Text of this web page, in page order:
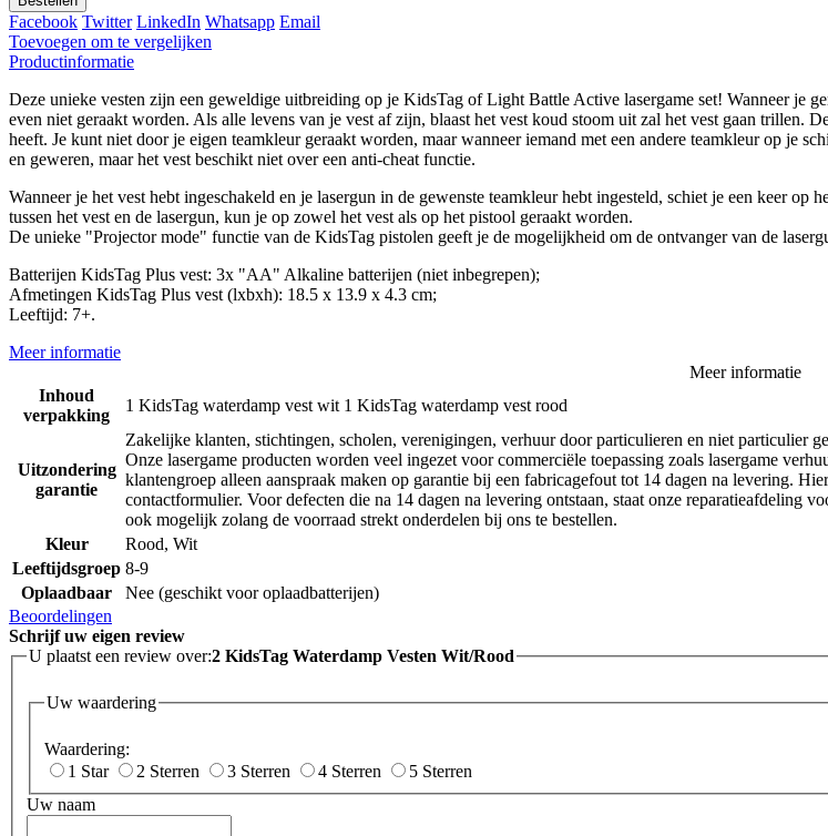
Facebook Twitter LinkedIn Whatsapp Email
Toevoegen om te vergelijken
Productinformatie
Deze unieke vesten zijn een geweldige uitbreiding op je KidsTag of Light Battle Active lasergame set! Wanneer je
even niet geraakt worden. Als alle levens van je vest af zijn, blaast het vest koud stoom uit zal het vest gaan trillen.
heeft. Je kunt niet door je eigen teamkleur geraakt worden, maar wanneer iemand met een andere teamkleur op je
en geweren, maar het vest beschikt niet over een anti-cheat functie.
Wanneer je het vest hebt ingeschakeld en je lasergun in de gewenste teamkleur hebt ingesteld, schiet je een keer
tussen het vest en de lasergun, kun je op zowel het vest als op het pistool geraakt worden.
De unieke "Projector mode" functie van de KidsTag pistolen geeft je de mogelijkheid om de ontvanger van de
Batterijen KidsTag Plus vest: 3x "AA" Alkaline batterijen (niet inbegrepen);
Afmetingen KidsTag Plus vest (lxbxh): 18.5 x 13.9 x 4.3 cm;
Leeftijd: 7+.
Meer informatie
Meer informatie
Inhoud
verpakking
1 KidsTag waterdamp vest wit 1 KidsTag waterdamp vest rood
Uitzondering
garantie
Zakelijke klanten, stichtingen, scholen, verenigingen, verhuur door particulieren en niet particulier
Onze lasergame producten worden veel ingezet voor commerciële toepassing zoals lasergame
klantengroep alleen aanspraak maken op garantie bij een fabricagefout tot 14 dagen na levering.
contactformulier. Voor defecten die na 14 dagen na levering ontstaan, staat onze reparatieafdeling
ook mogelijk zolang de voorraad strekt onderdelen bij ons te bestellen.
Kleur
Rood, Wit
Leeftijdsgroep 8-9
Oplaadbaar
Nee (geschikt voor oplaadbatterijen)
Beoordelingen
Schrijf uw eigen review
U plaatst een review over:2 KidsTag Waterdamp Vesten Wit/Rood
Uw waardering
Waardering:
1 Star
2 Sterren 3 Sterren 4 Sterren
5 Sterren
Uw naam